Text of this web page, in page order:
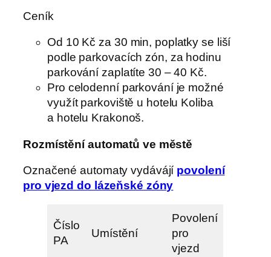
Ceník
Od 10 Kč za 30 min, poplatky se liší
podle parkovacích zón, za hodinu
parkování zaplatíte 30 – 40 Kč.
Pro celodenní parkování je možné
využít parkoviště u hotelu Koliba
a hotelu Krakonoš.
Rozmístění automatů ve městě
Označené automaty vydávájí povolení
pro vjezd do lázeňské zóny
Číslo
PA
Umístění
Povolení
pro
vjezd